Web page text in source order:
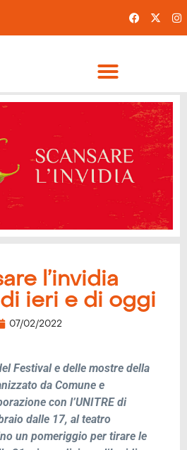
l’invidia
ieri e di oggi
07/02/2022
Festival e delle mostre della
da Comune e
con l’UNITRE di
dalle 17, al teatro
un pomeriggio per tirare le